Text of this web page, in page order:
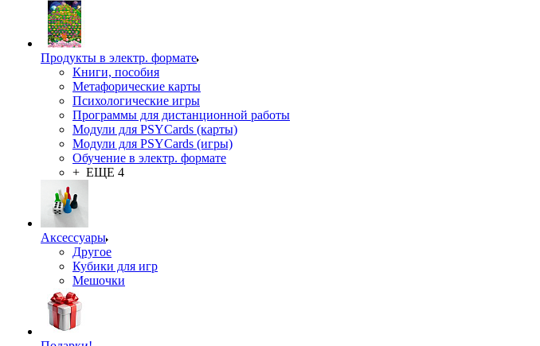
Продукты в электр. формате
Книги, пособия
Метафорические карты
Психологические игры
Программы для дистанционной работы
Модули для PSYCards (карты)
Модули для PSYCards (игры)
Обучение в электр. формате
+ ЕЩЕ 4
Аксессуары
Другое
Кубики для игр
Мешочки